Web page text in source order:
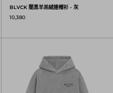
BLVCK 闇黑羊羔絨連帽衫 - 灰
10,380
BLVCK 闇黑羊羔絨連帽衫 - 黑